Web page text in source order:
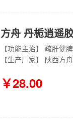
方舟 丹栀逍遥
【生产厂家】 陕西方
￥28.00